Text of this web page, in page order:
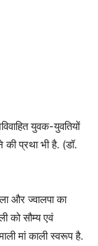
युवक-युवतियों
की प्रथा भी है. (डॉ.
और ज्वालपा का
को सौम्य एवं
मां काली स्वरूप है.